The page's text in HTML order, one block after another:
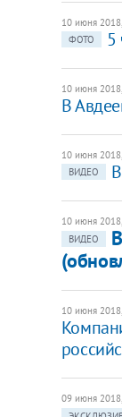
10 июня
ФОТО
5
10 июня
В
10 июня
ВИДЕО
10 июня
ВИДЕО
10 июня
09 июня